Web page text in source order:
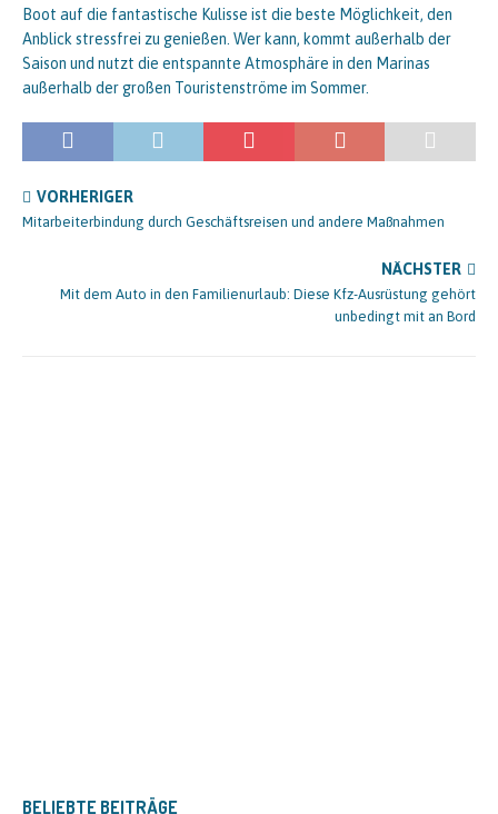
Boot auf die fantastische Kulisse ist die beste Möglichkeit, den
Anblick stressfrei zu genießen. Wer kann, kommt außerhalb der
Saison und nutzt die entspannte Atmosphäre in den Marinas
außerhalb der großen Touristenströme im Sommer.
VORHERIGER
Mitarbeiterbindung durch Geschäftsreisen und andere Maßnahmen
NÄCHSTER
Mit dem Auto in den Familienurlaub: Diese Kfz-Ausrüstung gehört
unbedingt mit an Bord
BELIEBTE BEITRÄGE